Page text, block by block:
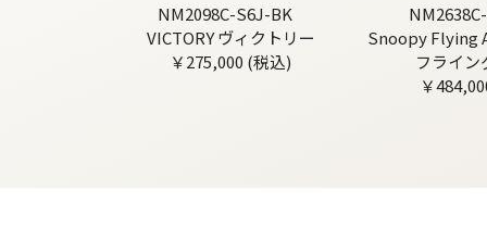
NM2098C-S6J-BK
VICTORY ヴィクトリー
￥275,000 (税込)
Snoopy Flying
フライン
￥